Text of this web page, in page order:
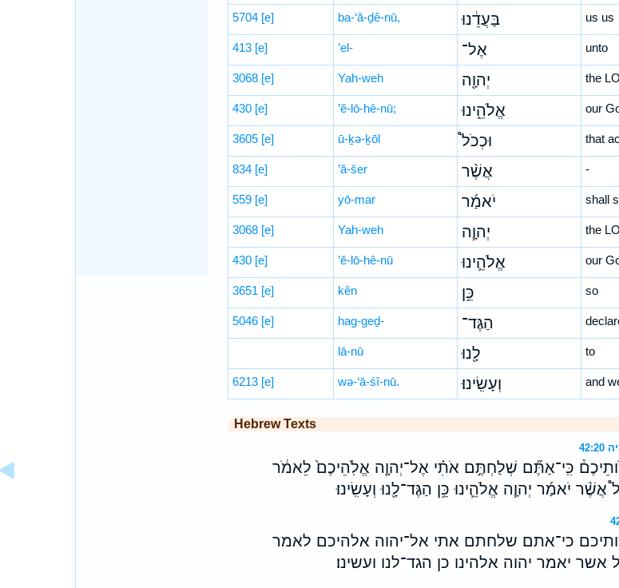
5704 [e] ba-‘ă-ḏê-nū, בַּעֲדֵ֔נוּ us us
413 [e] ’el- אֶל־ unto
3068 [e] Yah-weh יְהוָ֖ה the
430 [e] ’ĕ-lō-hê-nū; אֱלֹהֵ֑ינוּ our
3605 [e] ū-ḵə-ḵōl וּכְכֹל֩ that
834 [e] ’ă-šer אֲשֶׁ֨ר -
559 [e] yō-mar יֹאמַ֜ר shall
3068 [e] Yah-weh יְהוָ֧ה the
430 [e] ’ĕ-lō-hê-nū אֱלֹהֵ֛ינוּ our
3651 [e] kên כֵּ֥ן so
5046 [e] hag-geḏ- הַגֶּד־
lā-nū לָ֖נוּ to
6213 [e] wə-‘ā-śî-nū. וְעָשִֽׂינוּ׃ and
Hebrew Texts
כִּֽי־אַתֶּ֞ם שְׁלַחְתֶּ֣ם אֹתִ֗י אֶל־יְהוָ֤ה אֱלֹֽהֵיכֶם֙ לֵאמֹ֔ר
יֹאמַ֜ר יְהוָ֧ה אֱלֹהֵ֛ינוּ כֵּ֥ן הַגֶּד־לָ֖נוּ וְעָשִֽׂינוּ׃
כי־אתם שלחתם אתי אל־יהוה אלהיכם לאמר
יאמר יהוה אלהינו כן הגד־לנו ועשינו׃